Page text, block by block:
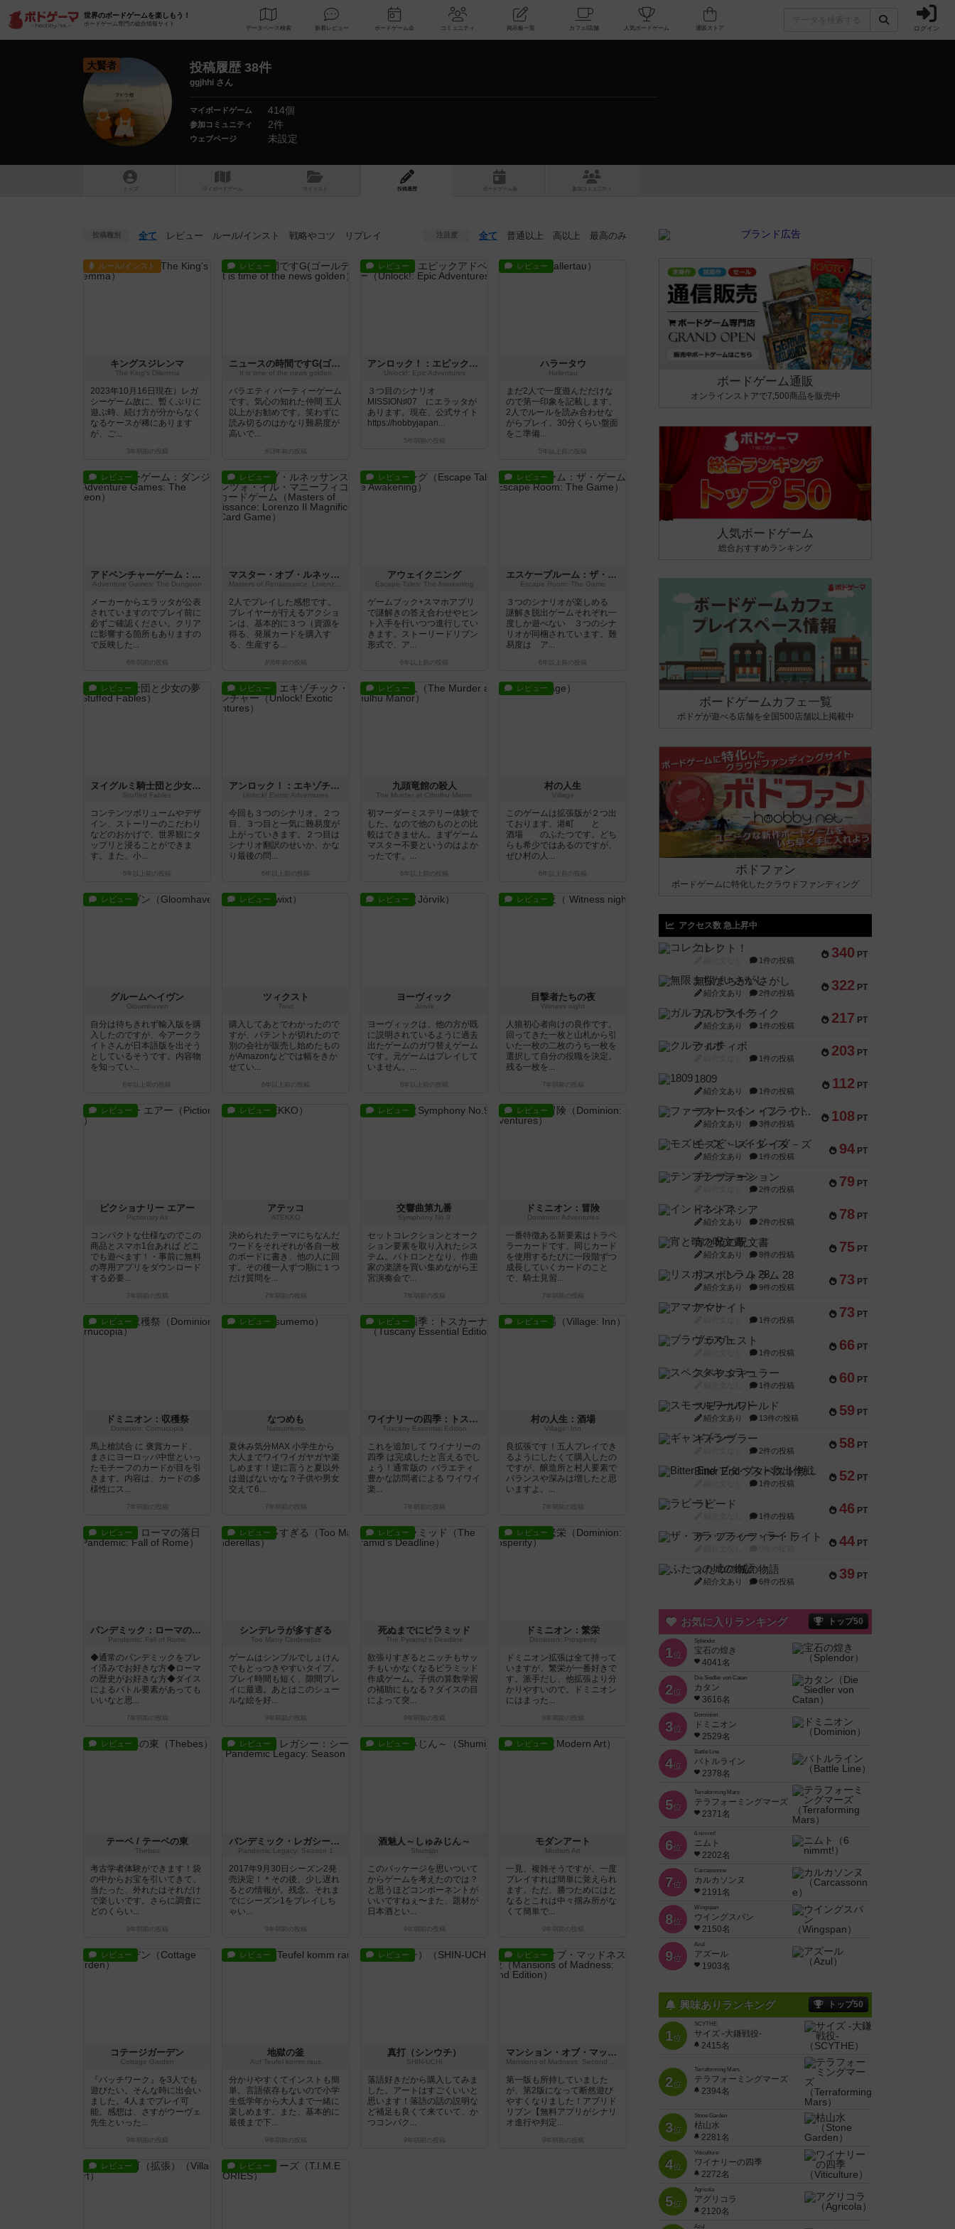
世界のボードゲームを楽しもう！
ボードゲーム専門の総合情報サイト
データベース 検索 新着レビュー ボードゲーム会 コミュニティ 掲示板一覧 カフェ/店舗 人気ボードゲーム ログイン
大賢者 投稿履歴 38件
ggjhhi さん
マイボードゲーム 414個
参加コミュニティ 2件
ウェブページ 未設定
トップ マイボードゲーム マイリスト 投稿履歴 ボ ドゲ ーム コミュニティ
投稿種別 全て レビュー ルール/インスト 戦略やコツ リプレイ 注目度 全て 普通以上 高以上 最高のみ
ルール/インスト
キングスジレンマ
The King's Dilemma
2023年10月16日現在）レガ
シーゲーム故に、暫くぶりに
遊ぶ時、続け方が分からなく
なるケースが稀にあります
が、ご...
3年弱前 の投稿
レビュー
ニュースの時間ですG(ゴールデン)
It is time of the news golden
バラエティ パーティーゲーム
です。気心の知れた仲間 五人
以上がお勧めです。笑わずに
読み切るのはかなり難易度が
高いで...
約3年前 の投稿
レビュー
アンロック！：エピックアドベンチャー
Unlock!: Epic Adventures
３つ目のシナリオ
MISSION♯07 にエラッタが
あります。現在、公式サイト
https://hobbyjapan...
5年弱前 の投稿
レビュー
ハラータウ
Hallertau
まだ2人で一度遊んだだけな
ので第一印象を記載します。
2人でルールを読み合わせな
がらプレイ。30分くらい盤面
をこ準備...
5年以上前 の投稿
レビュー
アドベンチャーゲーム：ダンジョン
Adventure Games: The Dungeon
メーカーからエラッタが公表
されていますのでプレイ前に
必ずご確認ください。クリア
に影響する箇所もありますの
で反映した...
6年弱前 の投稿
レビュー
マスター・オブ・ルネッサンス：ロレンツォ・イル・マニーフィコ－ザ・カードゲーム
2人でプレイした感想です。
プレイヤーが行えるアクショ
ンは、基本的に３つ（資源を
得る、発展カードを購入す
る、生産する...
約6年前 の投稿
レビュー
アウェイクニング
Escape Tales: The Awakening
ゲームブック+スマホアプリ
で謎解きの答え合わせやヒン
ト入手を行いつつ進行してい
きます。ストーリードリブン
形式で、ア...
6年以上前 の投稿
レビュー
エスケープルーム：ザ・ゲーム
Escape Room: The Game
３つのシナリオが楽しめる
謎解き脱出ゲームそれぞれ一
度しか遊べない ３つのシナ
リオが同梱されています。難
易度は ア...
6年以上前 の投稿
レビュー
ヌイグルミ騎士団と少女の夢
Stuffed Fables
コンテンツボリュームやデザ
イン、ストーリーのこだわり
などのおかげで、世界観にタ
ップリと浸ることができま
す。また、小...
6年以上前 の投稿
レビュー
アンロック！：エキゾチック・アドベンチャー
Unlock! Exotic Adventures
今回も３つのシナリオ。２つ
目、３つ目と一気に難易度が
上がっていきます。２つ目は
シナリオ翻訳のせいか、かな
り最後の問...
6年以上前 の投稿
レビュー
九頭竜館の殺人
The Murder at Cthulhu Manor
初マーダーミステリー体験で
した。なので他のものとの比
較はできません。まずゲーム
マスター不要というのはよか
ったです。...
6年以上前 の投稿
レビュー
村の人生
Village
このゲームは拡張版が２つ出
ております。港町 と
酒場 のふたつです。どち
らも希少ではあるのですが、
ぜひ村の人...
6年以上前 の投稿
レビュー
グルームヘイヴン
Gloomhaven
自分は待ちきれず輸入版を購
入したのですが、今アークラ
イトさんが日本語版を出そう
としているそうです。内容物
を知ってい...
6年以上前 の投稿
レビュー
ツィクスト
Twixt
購入してあとでわかったので
すが、パテントが切れたので
別の会社が販売し始めたもの
がAmazonなどでは幅をきか
せてい...
6年以上前 の投稿
レビュー
ヨーヴィック
Jórvík
ヨーヴィックは、他の方が既
に説明されているように過去
出たゲームのガワ替えゲーム
です。元ゲームはプレイして
いません。...
6年以上前 の投稿
レビュー
目撃者たちの夜
Witness night
人狼初心者向けの良作です。
回ってきた一枚と山札から引
いた一枚の二枚のうち一枚を
選択して自分の役職を決定。
残る一枚を...
7年弱前 の投稿
レビュー
ピクショナリー エアー
Pictionary Air
コンパクトな仕様なのでこの
商品とスマホ1台あれば どこ
でも遊べます！・事前に無料
の専用アプリをダウンロード
する必要...
7年弱前 の投稿
レビュー
アテッコ
ATEKKO
決められたテーマにちなんだ
ワードをそれぞれが各自一枚
のボードに書き、他の人に回
す。その後一人ずつ順に１つ
だけ質問を...
7年弱前 の投稿
レビュー
交響曲第九番
Symphony No.9
セットコレクションとオーク
ション要素を取り入れたシス
テム。パトロンとなり、作曲
家の楽譜を買い集めながら王
宮演奏会で...
7年弱前 の投稿
レビュー
ドミニオン：冒険
Dominion: Adventures
一番特徴ある新要素はトラベ
ラーカードです。同じカード
を使用するたびに一段階ずつ
成長していくカードのこと
で、騎士見習...
7年弱前 の投稿
レビュー
ドミニオン：収穫祭
Dominion: Cornucopia
馬上槍試合 に 褒賞カード、
まさにヨーロッパ中世といっ
たモチーフのカードが目を引
きます。内容は、カードの多
様性にス...
7年弱前 の投稿
レビュー
なつめも
Natsumemo
夏休み気分MAX 小学生から
大人までワイワイガヤガヤ楽
しめます！逆に言うと夏以外
は遊ばないかな？子供や男女
交えて6...
7年弱前 の投稿
レビュー
ワイナリーの四季：トスカーナ（拡張）
Tuscany Essential Edition
これを追加して ワイナリーの
四季 は完成したと言えるでし
ょう！通常版の バラエティ
豊かな訪問者による ワイワイ
楽...
7年弱前 の投稿
レビュー
村の人生：酒場
Village: Inn
良拡張です！五人プレイでき
るようにしたくて購入したの
ですが、醸造所と村人要素で
バランスや深みは増したと思
いますよ。...
7年弱前 の投稿
レビュー
パンデミック：ローマの落日
Pandemic: Fall of Rome
◆通常のパンデミックをプレ
イ済みでお好きな方◆ローマ
の歴史がお好きな方◆ダイス
によるバトル要素があっても
いいなと思...
7年弱前 の投稿
レビュー
シンデレラが多すぎる
Too Many Cinderellas
ゲームはシンプルでしょけん
でもとっつきやすいタイプ。
プレイ時間も短く、隙間プレ
イに最適。あとはこのシュー
ルな絵を好...
9年弱前 の投稿
レビュー
死ぬまでにピラミッド
The Pyramid’s Deadline
欲張りすぎるとニッチもサッ
チもいかなくなるピラミッド
作成ゲーム。子供の算数学習
の補助にもなる？ダイスの目
によって突...
9年弱前 の投稿
レビュー
ドミニオン：繁栄
Dominion: Prosperity
ドミニオン拡張は全て持って
いますが、繁栄が一番好きで
す。派手だし、他拡張より分
かりやすいので。ドミニオン
にはまった...
9年弱前 の投稿
レビュー
テーベ / テーベの東
Thebes
考古学者体験ができます！袋
の中からお宝を引いてきて、
当たった、外れたはそれだけ
で楽しいです。さらに調査に
どのくらい...
9年弱前 の投稿
レビュー
パンデミック・レガシー：シーズン1
Pandemic Legacy: Season 1
2017年9月30日シーズン2発
売決定！＊その後、少し遅れ
るとの情報が。残念。それま
でにシーズン1をプレイしち
ゃい...
9年弱前 の投稿
レビュー
酒魅人～しゅみじん～
Shumijin
このパッケージを思いついて
からゲームを考えたのでは？
と思うほどコンポーネントが
いいですねぇ〜また、題材が
日本酒とい...
9年弱前 の投稿
レビュー
モダンアート
Modern Art
一見、複雑そうですが、一度
プレイすれば簡単に覚えられ
ます。ただ、勝つためにはと
なるとこれは中々掴み所がな
くて簡単で...
9年弱前 の投稿
レビュー
コテージガーデン
Cottage Garden
『パッチワーク』を3人でも
遊びたい。そんな時に出会い
ました。4人までプレイ可
能。感想は、さすがウーヴェ
先生といった...
9年弱前 の投稿
レビュー
地獄の釜
Auf Teufel komm raus
分かりやすくてインストも簡
単。言語依存もないので小学
生低学年から大人まで一緒に
楽しめます。また、基本的に
最後まで下...
9年弱前 の投稿
レビュー
真打（シンウチ）
SHIN-UCHI
落語好きだから購入してみま
した。アートはすごくいいと
思います！落語の話の説明な
ど補足も良くて来ていて、か
つコンパク...
9年弱前 の投稿
レビュー
マンション・オブ・マッドネス：第2版
第一版も所持していました
が、第2版になって断然遊び
やすくなりました！アプリド
リブン【無料アプリがシナリ
オ進行や判定...
9年弱前 の投稿
レビュー レビュー
ボードゲーム通販
オンラインストアで7,500商品を販売中
人気ボードゲーム
総合おすすめランキング
ボードゲームカフェ一覧
ボドゲが遊べる店舗を全国500店舗以上掲載中
ボドファン
ボードゲームに特化したクラウドファンディング
アクセス数 急上昇中
340 PT
コレクト！
1件の投稿
322 PT
無限まちがいさがし
紹介文あり 2件の投稿
217 PT
ガルフストライク
紹介文あり 1件の投稿
203 PT
クルティボ
1件の投稿
112 PT
1809
紹介文あり 1件の投稿
108 PT
ファースト・イン・フライト
紹介文あり 3件の投稿
94 PT
モズビ－ズ・レイダ－ズ
紹介文あり 1件の投稿
79 PT
テンプテーション
2件の投稿
78 PT
インドネシア
紹介文あり 2件の投稿
75 PT
宵と暁の呪文書
紹介文あり 8件の投稿
73 PT
リスボン・トラム 28
紹介文あり 9件の投稿
73 PT
アマナイト
1件の投稿
66 PT
ブラヴェスト
1件の投稿
60 PT
スペクタキュラー
1件の投稿
59 PT
スモールワールド
紹介文あり 13件の投稿
58 PT
ギャンブラー
2件の投稿
52 PT
Bitter End ブタペスト救出作戦
1件の投稿
46 PT
ラピード
1件の投稿
44 PT
ザ・フラッフィー・ライト
39 PT
ふたつの城の物語
紹介文あり 6件の投稿
お気に入りランキング トップ50
1位
Splendor
宝石の煌き
4041名
2位
Die Siedler von Catan
カタン
3616名
3位
Dominion
ドミニオン
2529名
4位
Battle Line
バトルライン
2378名
5位
Terraforming Mars
テラフォーミングマーズ
2371名
6位
6 nimmt!
ニムト
2202名
7位
Carcassonne
カルカソンヌ
2191名
8位
Wingspan
ウイングスパン
2150名
9位
Azul
アズール
1903名
興味ありランキング トップ50
1位
SCYTHE
サイズ -大鎌戦役-
2415名
2位
Terraforming Mars
テラフォーミングマーズ
2394名
3位
Stone Garden
枯山水
2281名
4位
Viticulture
ワイナリーの四季
2272名
5位
Agricola
アグリコラ
2120名
Azul